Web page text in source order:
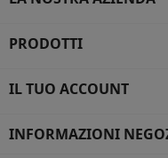
PRODOTTI
IL TUO ACCOUNT
INFORMAZIONI